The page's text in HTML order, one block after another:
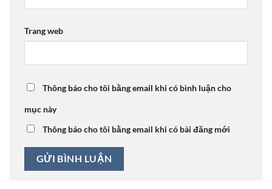
Trang web
Thông báo cho tôi bằng email khi có bình luận cho
mục này
Thông báo cho tôi bằng email khi có bài đăng mới